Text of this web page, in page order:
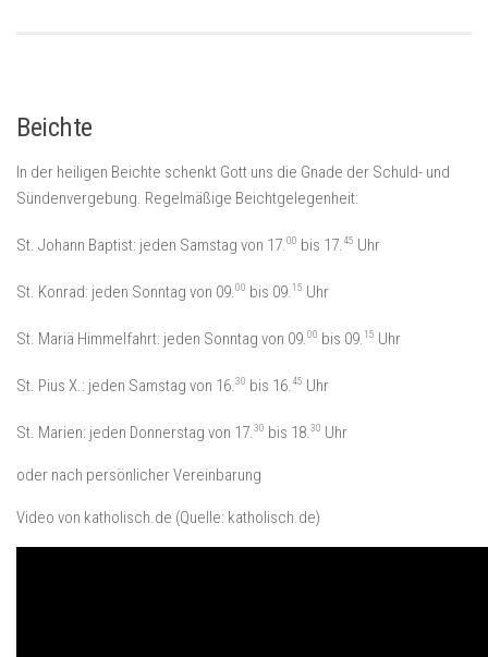
Beichte
In der heiligen Beichte schenkt Gott uns die Gnade der Schuld- und
Sündenvergebung. Regelmäßige Beichtgelegenheit:
St. Johann Baptist: jeden Samstag von 17.00 bis 17. 45 Uhr
St. Konrad: jeden Sonntag von 09.00 bis 09. 15 Uhr
St. Mariä Himmelfahrt: jeden Sonntag von 09.00 bis 09. 15 Uhr
St. Pius X.: jeden Samstag von 16.30 bis 16. 45 Uhr
St. Marien: jeden Donnerstag von 17.30 bis 18.30 Uhr
oder nach persönlicher Vereinbarung
Video von katholisch.de (Quelle: katholisch.de)